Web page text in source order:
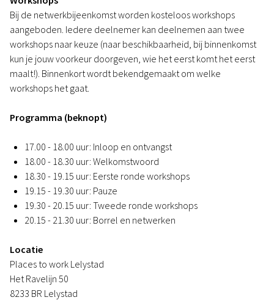
Bij de netwerkbijeenkomst worden kosteloos workshops
aangeboden. Iedere deelnemer kan deelnemen aan twee
workshops naar keuze (naar beschikbaarheid, bij binnenkomst
kun je jouw voorkeur doorgeven, wie het eerst komt het eerst
maalt!). Binnenkort wordt bekendgemaakt om welke
workshops het gaat.
Programma (beknopt)
17.00 - 18.00 uur: Inloop en ontvangst
18.00 - 18.30 uur: Welkomstwoord
18.30 - 19.15 uur: Eerste ronde workshops
19.15 - 19.30 uur: Pauze
19.30 - 20.15 uur: Tweede ronde workshops
20.15 - 21.30 uur: Borrel en netwerken
Locatie
Places to work Lelystad
Het Ravelijn 50
8233 BR Lelystad